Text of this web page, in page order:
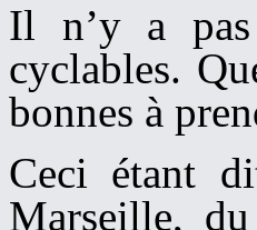
Il n’y a
cyclables.
bonnes à
Ceci étant
Marseille,